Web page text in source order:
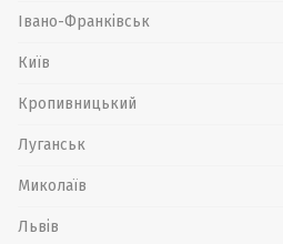
Івано-Франківськ
Київ
Кропивницький
Луганськ
Миколаїв
Львів